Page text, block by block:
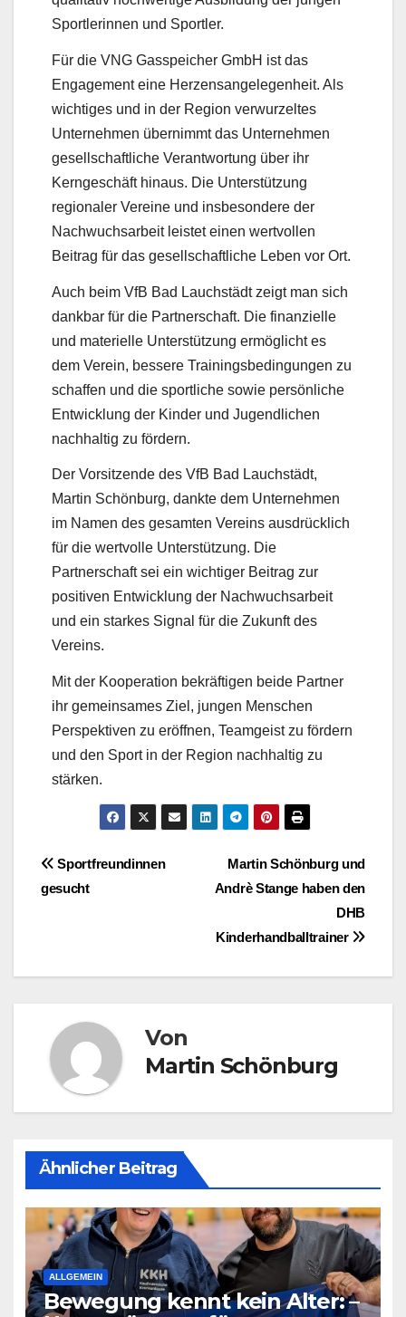
Sportlerinnen und Sportler.
Für die VNG Gasspeicher GmbH ist das
Engagement eine Herzensangelegenheit. Als
wichtiges und in der Region verwurzeltes
Unternehmen übernimmt das Unternehmen
gesellschaftliche Verantwortung über ihr
Kerngeschäft hinaus. Die Unterstützung
regionaler Vereine und insbesondere der
Nachwuchsarbeit leistet einen wertvollen
Beitrag für das gesellschaftliche Leben vor Ort.
Auch beim VfB Bad Lauchstädt zeigt man sich
dankbar für die Partnerschaft. Die finanzielle
und materielle Unterstützung ermöglicht es
dem Verein, bessere Trainingsbedingungen zu
schaffen und die sportliche sowie persönliche
Entwicklung der Kinder und Jugendlichen
nachhaltig zu fördern.
Der Vorsitzende des VfB Bad Lauchstädt,
Martin Schönburg, dankte dem Unternehmen
im Namen des gesamten Vereins ausdrücklich
für die wertvolle Unterstützung. Die
Partnerschaft sei ein wichtiger Beitrag zur
positiven Entwicklung der Nachwuchsarbeit
und ein starkes Signal für die Zukunft des
Vereins.
Mit der Kooperation bekräftigen beide Partner
ihr gemeinsames Ziel, jungen Menschen
Perspektiven zu eröffnen, Teamgeist zu fördern
und den Sport in der Region nachhaltig zu
stärken.
Beitragsnavigation
Martin Schönburg und
Andrè Stange haben den
DHB
Kinderhandballtrainer
Sportfreundinnen
gesucht
Von
Martin Schönburg
Ähnlicher Beitrag
ALLGEMEIN
Bewegung kennt kein Alter: –